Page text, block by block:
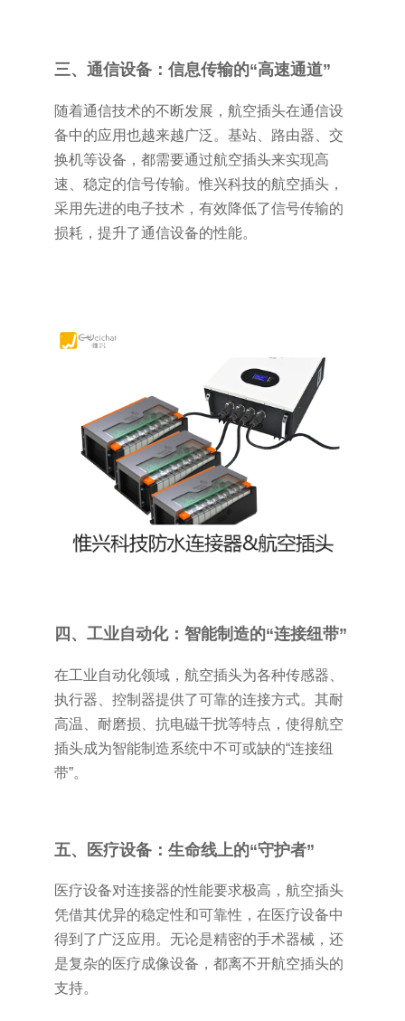
三、通信设备：信息传输的“高速通道”
随着通信技术的不断发展，航空插头在通信设
备中的应用也越来越广泛。基站、路由器、交
换机等设备，都需要通过航空插头来实现高
速、稳定的信号传输。惟兴科技的航空插头，
采用先进的电子技术，有效降低了信号传输的
损耗，提升了通信设备的性能。
四、工业自动化：智能制造的“连接纽带”
在工业自动化领域，航空插头为各种传感器、
执行器、控制器提供了可靠的连接方式。其耐
高温、耐磨损、抗电磁干扰等特点，使得航空
插头成为智能制造系统中不可或缺的“连接纽
带”。
五、医疗设备：生命线上的“守护者”
医疗设备对连接器的性能要求极高，航空插头
凭借其优异的稳定性和可靠性，在医疗设备中
得到了广泛应用。无论是精密的手术器械，还
是复杂的医疗成像设备，都离不开航空插头的
支持。